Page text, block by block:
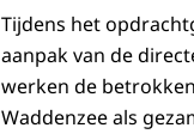
Tijdens het
aanpak van de
werken de
Waddenzee als